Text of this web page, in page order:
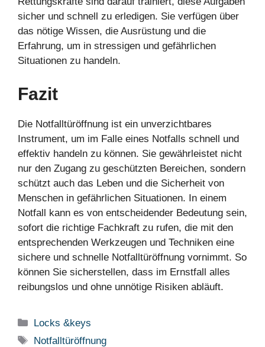
sicher und schnell zu erledigen. Sie verfügen über
das nötige Wissen, die Ausrüstung und die
Erfahrung, um in stressigen und gefährlichen
Situationen zu handeln.
Fazit
Die Notfalltüröffnung ist ein unverzichtbares
Instrument, um im Falle eines Notfalls schnell und
effektiv handeln zu können. Sie gewährleistet nicht
nur den Zugang zu geschützten Bereichen, sondern
schützt auch das Leben und die Sicherheit von
Menschen in gefährlichen Situationen. In einem
Notfall kann es von entscheidender Bedeutung sein,
sofort die richtige Fachkraft zu rufen, die mit den
entsprechenden Werkzeugen und Techniken eine
sichere und schnelle Notfalltüröffnung vornimmt. So
können Sie sicherstellen, dass im Ernstfall alles
reibungslos und ohne unnötige Risiken abläuft.
Categories
Locks &keys
Tags
Notfalltüröffnung